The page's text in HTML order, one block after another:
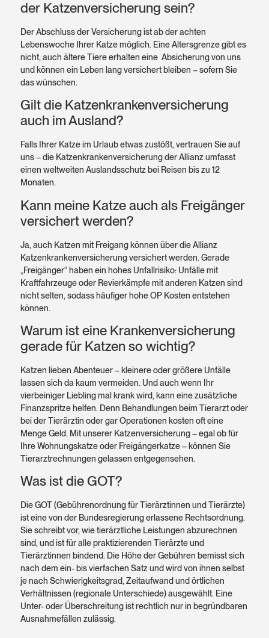
der Katzenversicherung sein?
Der Abschluss der Versicherung ist ab der achten
Lebenswoche Ihrer Katze möglich. Eine Altersgrenze gibt es
nicht, auch ältere Tiere erhalten eine Absicherung von uns
und können ein Leben lang versichert bleiben – sofern Sie
das wünschen.
Gilt die Katzenkrankenversicherung
auch im Ausland?
Falls Ihrer Katze im Urlaub etwas zustößt, vertrauen Sie auf
uns – die Katzenkrankenversicherung der Allianz umfasst
einen weltweiten Auslandsschutz bei Reisen bis zu 12
Monaten.
Kann meine Katze auch als Freigänger
versichert werden?
Ja, auch Katzen mit Freigang können über die Allianz
Katzenkrankenversicherung versichert werden. Gerade
„Freigänger“ haben ein hohes Unfallrisiko: Unfälle mit
Kraftfahrzeuge oder Revierkämpfe mit anderen Katzen sind
nicht selten, sodass häufiger hohe OP Kosten entstehen
können.
Warum ist eine Krankenversicherung
gerade für Katzen so wichtig?
Katzen lieben Abenteuer – kleinere oder größere Unfälle
lassen sich da kaum vermeiden. Und auch wenn Ihr
vierbeiniger Liebling mal krank wird, kann eine zusätzliche
Finanzspritze helfen. Denn Behandlungen beim Tierarzt oder
bei der Tierärztin oder gar Operationen kosten oft eine
Menge Geld. Mit unserer Katzenversicherung – egal ob für
Ihre Wohnungskatze oder Freigängerkatze – können Sie
Tierarztrechnungen gelassen entgegensehen.
Was ist die GOT?
Die GOT (Gebührenordnung für Tierärztinnen und Tierärzte)
ist eine von der Bundesregierung erlassene Rechtsordnung.
Sie schreibt vor, wie tierärztliche Leistungen abzurechnen
sind, und ist für alle praktizierenden Tierärzte und
Tierärztinnen bindend. Die Höhe der Gebühren bemisst sich
nach dem ein- bis vierfachen Satz und wird von ihnen selbst
je nach Schwierigkeitsgrad, Zeitaufwand und örtlichen
Verhältnissen (regionale Unterschiede) ausgewählt. Eine
Unter- oder Überschreitung ist rechtlich nur in begründbaren
Ausnahmefällen zulässig.